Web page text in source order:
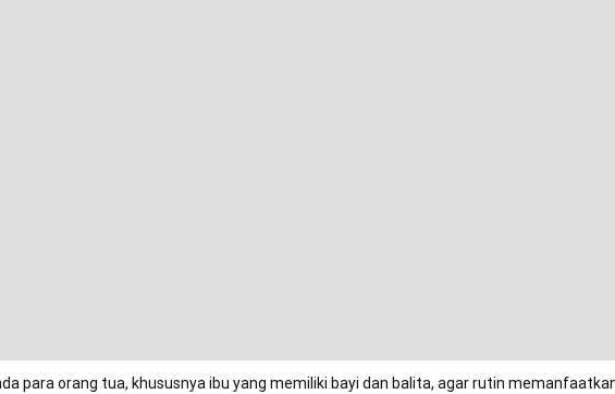
para orang tua, khususnya ibu yang memiliki bayi dan balita, agar rutin